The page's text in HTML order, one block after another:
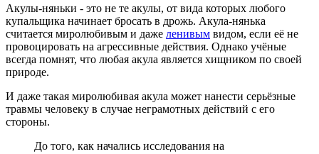
Акулы-няньки - это не те акулы, от вида которых любого
купальщика начинает бросать в дрожь. Акула-нянька
считается миролюбивым и даже ленивым видом, если её не
провоцировать на агрессивные действия. Однако учёные
всегда помнят, что любая акула является хищником по своей
природе.
И даже такая миролюбивая акула может нанести серьёзные
травмы человеку в случае неграмотных действий с его
стороны.
До того, как начались исследования на